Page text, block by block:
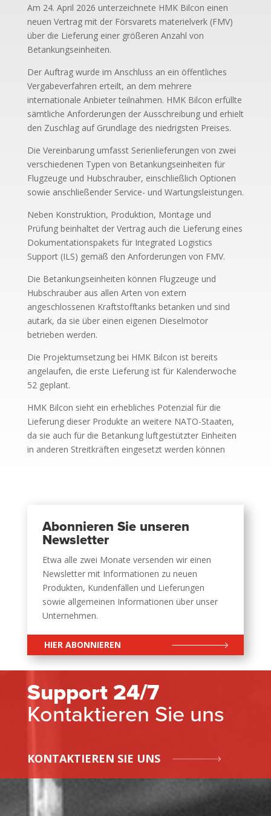
Am 24. April 2026 unterzeichnete HMK Bilcon einen
neuen Vertrag mit der Försvarets materielverk (FMV)
über die Lieferung einer größeren Anzahl von
Betankungseinheiten.
Der Auftrag wurde im Anschluss an ein öffentliches
Vergabeverfahren erteilt, an dem mehrere
internationale Anbieter teilnahmen. HMK Bilcon erfüllte
sämtliche Anforderungen der Ausschreibung und erhielt
den Zuschlag auf Grundlage des niedrigsten Preises.
Die Vereinbarung umfasst Serienlieferungen von zwei
verschiedenen Typen von Betankungseinheiten für
Flugzeuge und Hubschrauber, einschließlich Optionen
sowie anschließender Service- und Wartungsleistungen.
Neben Konstruktion, Produktion, Montage und
Prüfung beinhaltet der Vertrag auch die Lieferung eines
Dokumentationspakets für Integrated Logistics
Support (ILS) gemäß den Anforderungen von FMV.
Die Betankungseinheiten können Flugzeuge und
Hubschrauber aus allen Arten von extern
angeschlossenen Kraftstofftanks betanken und sind
autark, da sie über einen eigenen Dieselmotor
betrieben werden.
Die Projektumsetzung bei HMK Bilcon ist bereits
angelaufen, die erste Lieferung ist für Kalenderwoche
52 geplant.
HMK Bilcon sieht ein erhebliches Potenzial für die
Lieferung dieser Produkte an weitere NATO-Staaten,
da sie auch für die Betankung luftgestützter Einheiten
in anderen Streitkräften eingesetzt werden können
Abonnieren Sie unseren
Newsletter
Etwa alle zwei Monate versenden wir einen
Newsletter mit Informationen zu neuen
Produkten, Kundenfällen und Lieferungen
sowie allgemeinen Informationen über unser
Unternehmen.
HIER ABONNIEREN
Support 24/7
Kontaktieren Sie uns
KONTAKTIEREN SIE UNS